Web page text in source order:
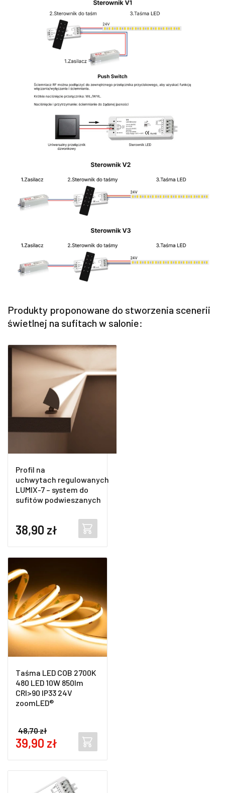
Produkty proponowane do stworzenia scenerii
świetlnej na sufitach w salonie:
Profil na
uchwytach regulowanych
LUMIX-7 – system do
sufitów podwieszanych
38,90 zł
Taśma LED COB 2700K
480 LED 10W 850lm
CRI>90 IP33 24V
zoomLED®
48,70złOriginal
price
was:
48,70 zł.
39,90 zł Current
price
is:
39,90 zł.